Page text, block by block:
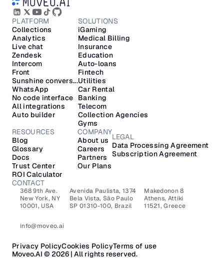
PLATFORM
No code interface
Auto builder
Collections
Analytics
Live chat
Zendesk
Intercom
Front
WhatsApp
Sunshine convers...
All integrations
LEGAL
Data Processing Agreement
Subscription Agreement
RESOURCES
Blog
Glossary
Docs
Trust Center
ROI Calculator
COMPANY
About us
Careers
Partners
Our Plans
SOLUTIONS
Medical Billing
Insurance
iGaming
Education
Auto-loans
Fintech
Utilities
Car Rental
Banking
Telecom
Collection Agencies
Gyms
CONTACT
Makedonon 8
Athens, Attiki
11521, Greece
368 9th Ave.
New York, NY
10001, USA
info@moveo.ai
Avenida Paulista, 1374
Bela Vista, São Paulo
SP 01310-100, Brazil
Privacy Policy Terms of use
Cookies Policy
Moveo.AI © 2026 | All rights reserved.​